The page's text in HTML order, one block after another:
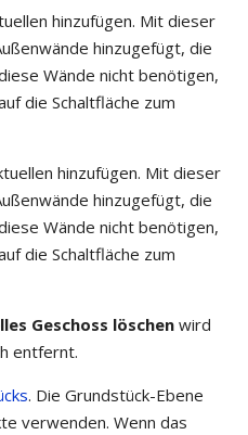
hinzufügen. Mit dieser
hinzugefügt, die
Wände nicht benötigen,
die Schaltfläche zum
hinzufügen. Mit dieser
hinzugefügt, die
Wände nicht benötigen,
die Schaltfläche zum
Geschoss löschenwird
entfernt.
. Die Grundstück-Ebene
verwenden. Wenn das